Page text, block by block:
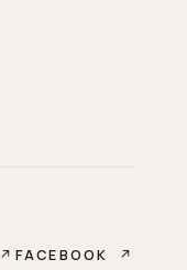
↗ FACEBOOK ↗